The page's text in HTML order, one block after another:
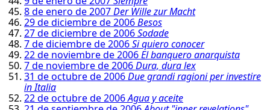
8 de enero de 2007Der Wille zur Macht
29 de diciembre de 2006Besos
27 de diciembre de 2006Sodade
7 de diciembre de 2006Si quiero conocer
22 de noviembre de 2006El banquero anarquista
7 de noviembre de 2006Dura, dura lex
31 de octubre de 2006Due grandi ragioni per investire
in Italia
22 de octubre de 2006Agua y aceite